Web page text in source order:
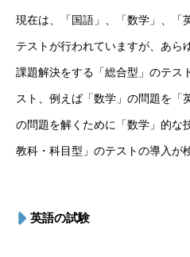
現在は、「国語」、「数学」、「
テストが行われていますが、あら
課題解決をする「総合型」のテス
スト、例えば「数学」の問題を「
の問題を解くために「数学」的な
教科・科目型」のテストの導入が
英語の試験